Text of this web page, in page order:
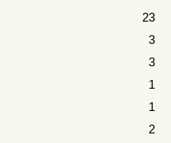
23
3
3
1
1
2